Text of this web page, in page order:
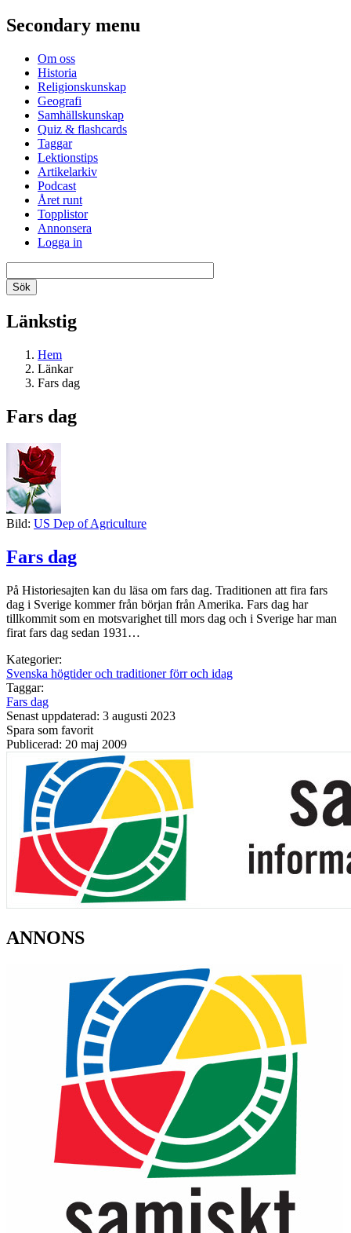
Secondary menu
Om oss
Historia
Religionskunskap
Geografi
Samhällskunskap
Quiz & flashcards
Taggar
Lektionstips
Artikelarkiv
Podcast
Året runt
Topplistor
Annonsera
Logga in
Länkstig
Hem
Länkar
Fars dag
Fars dag
Bild: US Dep of Agriculture
Fars dag
På Historiesajten kan du läsa om fars dag. Traditionen att fira fars
dag i Sverige kommer från början från Amerika. Fars dag har
tillkommit som en motsvarighet till mors dag och i Sverige har man
firat fars dag sedan 1931…
Kategorier:
Svenska högtider och traditioner förr och idag
Taggar:
Fars dag
Senast uppdaterad: 3 augusti 2023
Spara som favorit
Publicerad: 20 maj 2009
ANNONS